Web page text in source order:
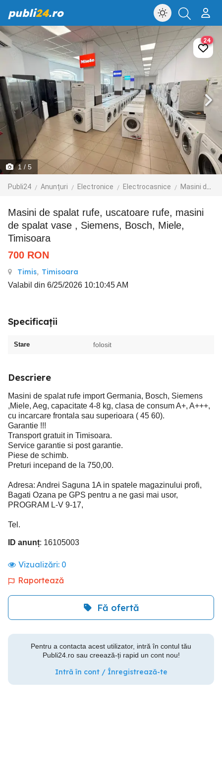
publi24.ro
1 / 5
Publi24 Anunțuri Electronice Electrocasnice Masini de spalat
24
Masini de spalat rufe, uscatoare rufe, masini
de spalat vase , Siemens, Bosch, Miele,
Timisoara
700 RON
Timis, Timisoara
Valabil din 6/25/2026 10:10:45 AM
Specificații
Stare folosit
Descriere
Masini de spalat rufe import Germania, Bosch, Siemens
,Miele, Aeg, capacitate 4-8 kg, clasa de consum A+, A+++,
cu incarcare frontala sau superioara ( 45 60).
Garantie !!!
Transport gratuit in Timisoara.
Service garantie si post garantie.
Piese de schimb.
Preturi incepand de la 750,00.
Adresa: Andrei Saguna 1A in spatele magazinului profi,
Bagati Ozana pe GPS pentru a ne gasi mai usor,
PROGRAM L-V 9-17,
Tel.
ID anunț: 16105003
Vizualizări: 0
Raportează
Fă ofertă
Pentru a contacta acest utilizator, intră în contul tău
Publi24.ro sau creează-ți rapid un cont nou!
Intră în cont / Înregistrează-te